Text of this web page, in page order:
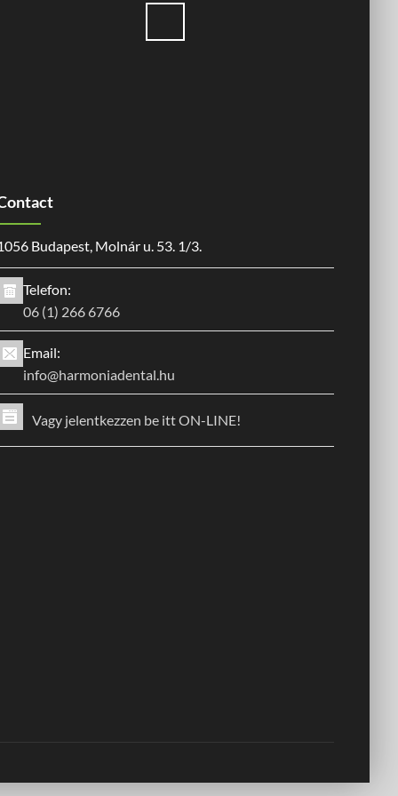
Budapest, Molnár u. 53. 1/3.
Telefon:
06 (1) 266 6766
Email:
info@harmoniadental.hu
Vagy jelentkezzen be itt ON-LINE!